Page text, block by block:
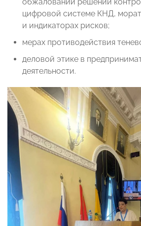
цифровой системе КНД,
и индикаторах рисков;
мерах противодействия
деловой этике в
деятельности.